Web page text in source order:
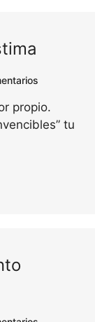
propio.
tu